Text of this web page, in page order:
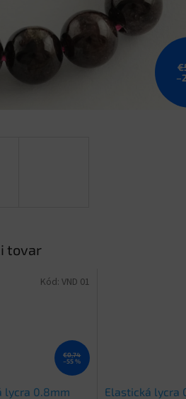
tovar
€0,74
–55 %
lycra 0.8mm
Kód: VND 01
Elastická lycra